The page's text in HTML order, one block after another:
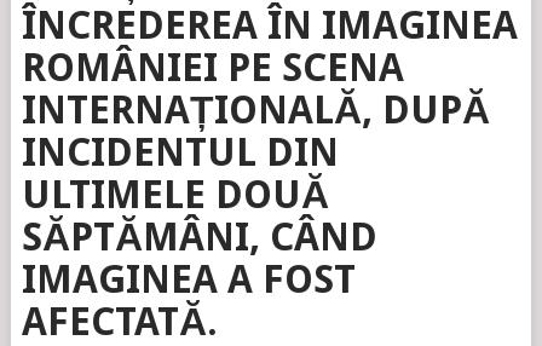
ÎNCREDEREA ÎN IMAGINEA
ROMÂNIEI PE SCENA
INTERNAȚIONALĂ, DUPĂ
INCIDENTUL DIN
ULTIMELE DOUĂ
SĂPTĂMÂNI, CÂND
IMAGINEA A FOST
AFECTATĂ.